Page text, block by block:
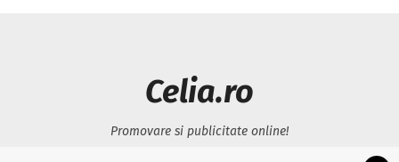
Celia.ro
Promovare si publicitate online!